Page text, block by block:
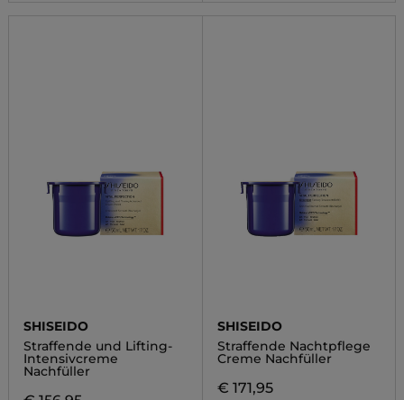
SHISEIDO
Straffende und Lifting-
Intensivcreme
Nachfüller
SHISEIDO
Straffende Nachtpflege
Creme Nachfüller
€ 171,95